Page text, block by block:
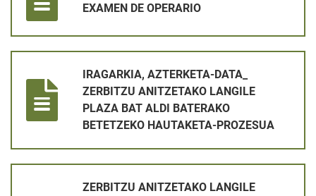
EXAMEN DE OPERARIO
IRAGARKIA, AZTERKETA-DATA_
ZERBITZU ANITZETAKO LANGILE
PLAZA BAT ALDI BATERAKO
BETETZEKO HAUTAKETA-PROZESUA
ZERBITZU ANITZETAKO LANGILE